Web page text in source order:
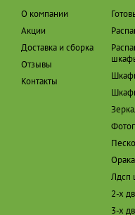
О компании
Акции
Доставка и сборка
Отзывы
Контакты
Лдсп
2-х
3-х